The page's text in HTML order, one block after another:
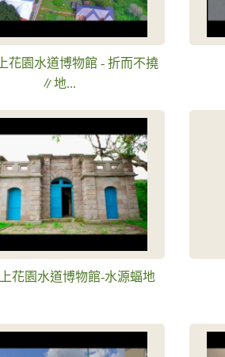
花園水道博物館 - 折而不撓
∥地...
花園水道博物館-水源蝠地